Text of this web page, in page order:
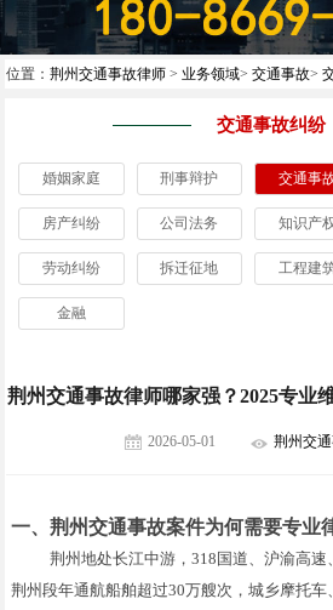
位置： 荆州交通事故律师 > 业务领域> 交通事故>
交通事故纠纷
婚姻家庭 刑事辩护 交通事
房产纠纷 公司法务 知识产
劳动纠纷 拆迁征地 工程建
金融
荆州交通事故律师哪家强？2025专业
2026-05-01 荆州交
一、荆州交通事故案件为何需要专业
荆州地处长江中游，318国道、沪渝高
荆州段年通航船舶超过30万艘次，城乡摩托